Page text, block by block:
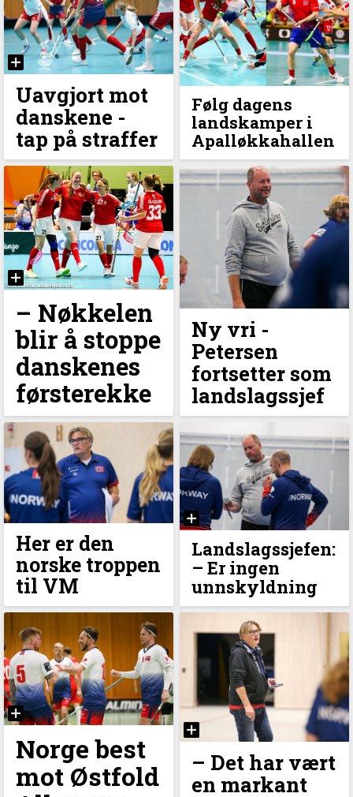
Uavgjort mot
danskene -
tap på straffer
Følg dagens
landskamper i
Apalløkkahallen
– Nøkkelen
blir å stoppe
danskenes
førsterekke
Ny vri -
Petersen
fortsetter som
landslagssjef
Her er den
norske troppen
til VM
Landslagssjefen:
–⁠ Er ingen
unnskyldning
Norge best
mot Østfold
– Det har vært
en markant